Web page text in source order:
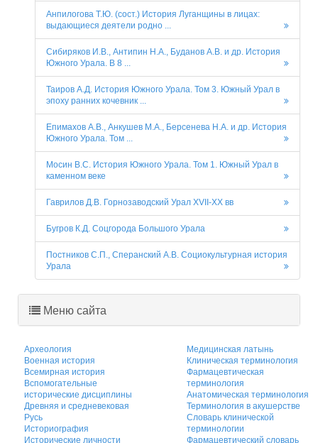
Анпилогова Т.Ю. (сост.) История Луганщины в лицах:
выдающиеся деятели родно ...
Сибиряков И.В., Антипин Н.А., Буданов А.В. и др. История
Южного Урала. В 8 ...
Таиров А.Д. История Южного Урала. Том 3. Южный Урал в
эпоху ранних кочевник ...
Епимахов А.В., Анкушев М.А., Берсенева Н.А. и др. История
Южного Урала. Том ...
Мосин В.С. История Южного Урала. Том 1. Южный Урал в
каменном веке
Гаврилов Д.В. Горнозаводский Урал XVII-XX вв
Бугров К.Д. Соцгорода Большого Урала
Постников С.П., Сперанский А.В. Социокультурная история
Урала
Меню сайта
Археология
Военная история
Всемирная история
Вспомогательные
исторические дисциплины
Древняя и средневековая
Русь
Историография
Исторические личности
Медицинская латынь
Клиническая терминология
Фармацевтическая
терминология
Анатомическая терминология
Терминология в акушерстве
Словарь клинической
терминологии
Фармацевтический словарь